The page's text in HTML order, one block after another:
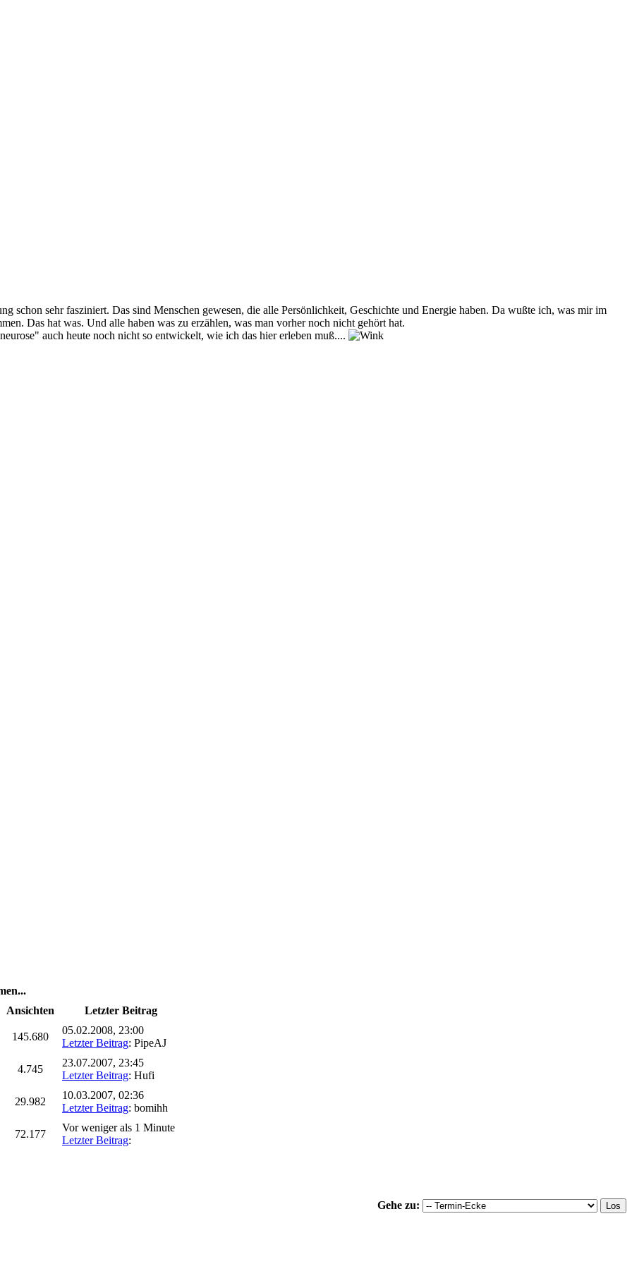
schon sehr fasziniert. Das sind Menschen gewesen, die alle Persönlichkeit, Geschichte und Energie haben. Da wußte ich, was mir im
Das hat was. Und alle haben was zu erzählen, was man vorher noch nicht gehört hat.
auch heute noch nicht so entwickelt, wie ich das hier erleben muß....
Ansichten
Letzter Beitrag
145.680
05.02.2008, 23:00
Letzter Beitrag: PipeAJ
4.745
23.07.2007, 23:45
Letzter Beitrag: Hufi
29.982
10.03.2007, 02:36
Letzter Beitrag: bomihh
72.177
Vor weniger als 1 Minute
Letzter Beitrag:
Gehe zu: